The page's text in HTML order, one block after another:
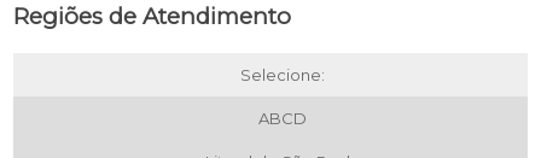
Regiões de Atendimento
Selecione:
ABCD